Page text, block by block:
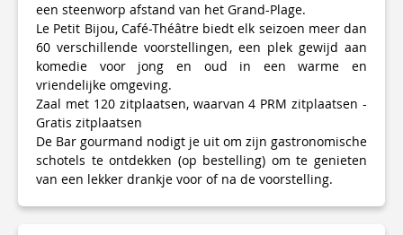
een steenworp afstand van het Grand-Plage.
Le Petit Bijou, Café-Théâtre biedt elk seizoen meer dan
60 verschillende voorstellingen, een plek gewijd aan
komedie voor jong en oud in een warme en
vriendelijke omgeving.
Zaal met 120 zitplaatsen, waarvan 4 PRM zitplaatsen -
Gratis zitplaatsen
De Bar gourmand nodigt je uit om zijn gastronomische
schotels te ontdekken (op bestelling) om te genieten
van een lekker drankje voor of na de voorstelling.